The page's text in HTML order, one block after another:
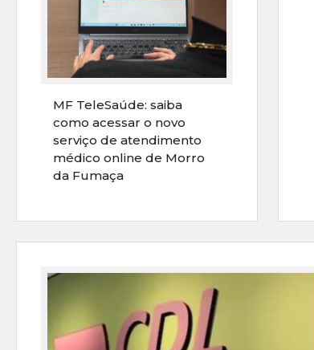
MF TeleSaúde: saiba
como acessar o novo
serviço de atendimento
médico online de Morro
da Fumaça